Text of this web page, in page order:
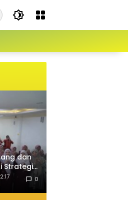
dan
Strategis
Anak0